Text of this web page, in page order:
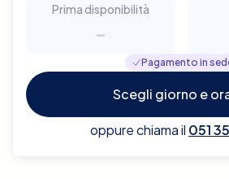
Prima disponibilità
-
Pagamento in
Scegli giorno e
oppure chiama il 051